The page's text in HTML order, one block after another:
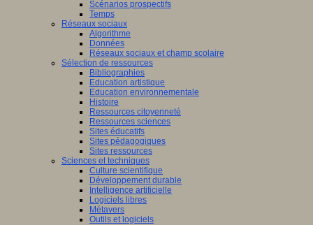
Scénarios prospectifs
Temps
Réseaux sociaux
Algorithme
Données
Réseaux sociaux et champ scolaire
Sélection de ressources
Bibliographies
Education artistique
Education environnementale
Histoire
Ressources citoyenneté
Ressources sciences
Sites éducatifs
Sites pédagogiques
Sites ressources
Sciences et techniques
Culture scientifique
Développement durable
Intelligence artificielle
Logiciels libres
Métavers
Outils et logiciels